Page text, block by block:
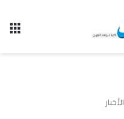
الأخبار